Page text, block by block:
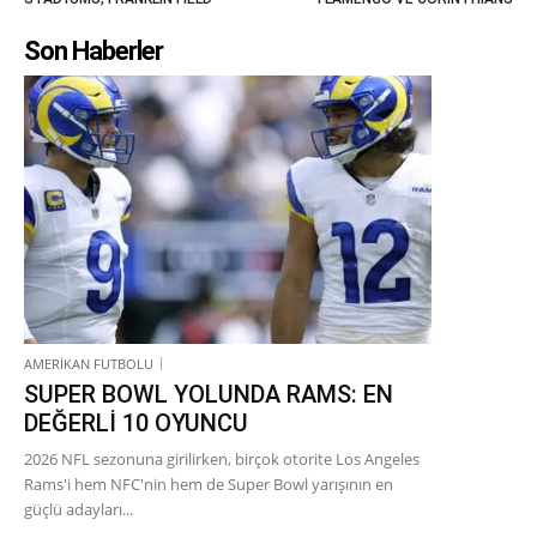
Son Haberler
AMERİKAN FUTBOLU
SUPER BOWL YOLUNDA RAMS: EN
DEĞERLİ 10 OYUNCU
2026 NFL sezonuna girilirken, birçok otorite Los Angeles
Rams'i hem NFC'nin hem de Super Bowl yarışının en
güçlü adayları...